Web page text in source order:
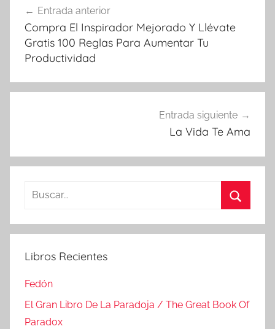
de
entradas
Entrada anterior
Compra El Inspirador Mejorado Y Llévate
Gratis 100 Reglas Para Aumentar Tu
Productividad
Entrada siguiente
La Vida Te Ama
Buscar:
Libros Recientes
Fedón
El Gran Libro De La Paradoja / The Great Book Of
Paradox